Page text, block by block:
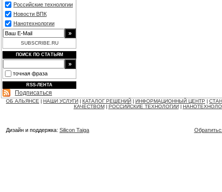
Российские технологии
Новости ВПК
Нанотехнологии
SUBSCRIBE.RU
ПОИСК ПО СТАТЬЯМ
точная фраза
RSS-ЛЕНТА
Подписаться
ОБ АЛЬЯНСЕ НАШИ УСЛУГИ КАТАЛОГ РЕШЕНИЙ ИНФОРМАЦИОННЫЙ ЦЕНТР
КАЧЕСТВОМ
РОССИЙСКИЕ ТЕХНОЛОГИИ
Дизайн и поддержка: Silicon Taiga